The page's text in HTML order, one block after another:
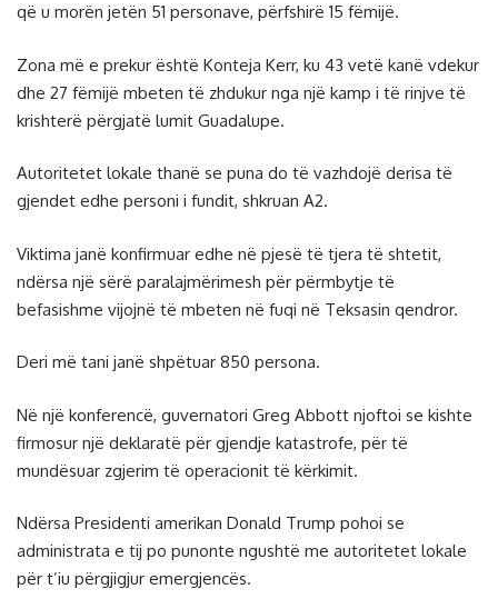
që u morën jetën 51 personave, përfshirë 15 fëmijë.
Zona më e prekur është Konteja Kerr, ku 43 vetë kanë vdekur
dhe 27 fëmijë mbeten të zhdukur nga një kamp i të rinjve të
krishterë përgjatë lumit Guadalupe.
Autoritetet lokale thanë se puna do të vazhdojë derisa të
gjendet edhe personi i fundit, shkruan A2.
Viktima janë konfirmuar edhe në pjesë të tjera të shtetit,
ndërsa një sërë paralajmërimesh për përmbytje të
befasishme vijojnë të mbeten në fuqi në Teksasin qendror.
Deri më tani janë shpëtuar 850 persona.
Në një konferencë, guvernatori Greg Abbott njoftoi se kishte
firmosur një deklaratë për gjendje katastrofe, për të
mundësuar zgjerim të operacionit të kërkimit.
Ndërsa Presidenti amerikan Donald Trump pohoi se
administrata e tij po punonte ngushtë me autoritetet lokale
për t’iu përgjigjur emergjencës.